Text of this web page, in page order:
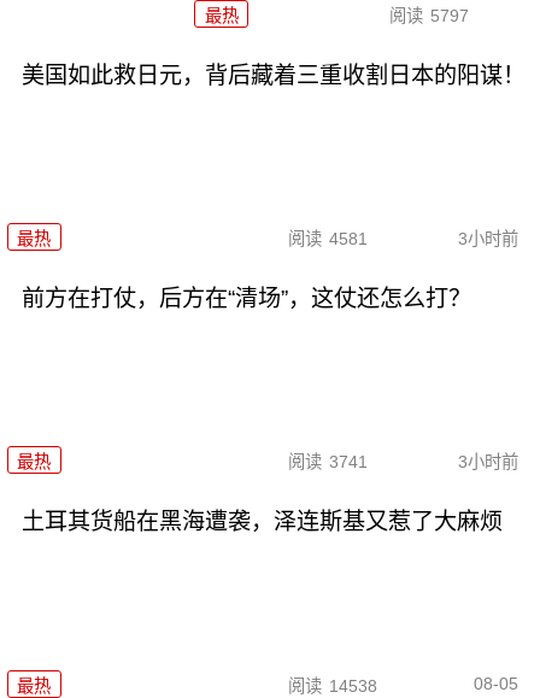
最热 阅读 5797
美国如此救日元，背后藏着三重收割日本的阳谋！
最热 阅读 4581 3小时前
前方在打仗，后方在“清场”，这仗还怎么打？
最热 阅读 3741 3小时前
土耳其货船在黑海遭袭，泽连斯基又惹了大麻烦
最热 阅读 14538 08-05